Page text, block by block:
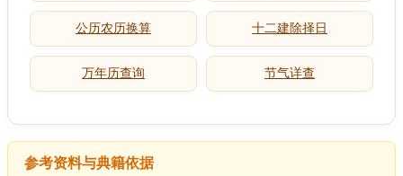
公历农历换算 十二建除择日
万年历查询 节气详查
参考资料与典籍依据